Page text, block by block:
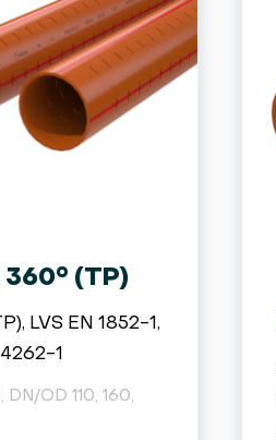
360° (TP)
LVS EN 1852-1,
1
DN/OD 110, 160,